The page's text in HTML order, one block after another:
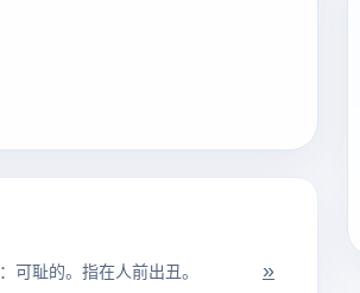
可耻的。指在人前出丑。 »